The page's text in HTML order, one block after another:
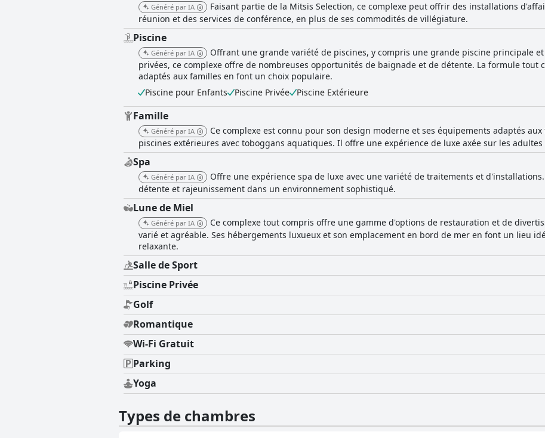
Généré par IA
Faisant partie de la Mitsis Selection, ce complexe peut offrir des installations
réunion et des services de conférence, en plus de ses commodités de villégiature.
Piscine
Généré par IA
Offrant une grande variété de piscines, y compris une grande piscine principale
privées, ce complexe offre de nombreuses opportunités de baignade et de détente. La formule tout
adaptés aux familles en font un choix populaire.
Piscine pour Enfants
Piscine Privée Piscine Extérieure
Famille
Généré par IA
Ce complexe est connu pour son design moderne et ses équipements adaptés
piscines extérieures avec toboggans aquatiques. Il offre une expérience de luxe axée sur les
Spa
Généré par IA
Offre une expérience spa de luxe avec une variété de traitements et
détente et rajeunissement dans un environnement sophistiqué.
Lune de Miel
Généré par IA
Ce complexe tout compris offre une gamme d'options de restauration et de
varié et agréable. Ses hébergements luxueux et son emplacement en bord de mer en font un lieu
relaxante.
Salle de Sport
Piscine Privée
Golf
Romantique
Wi-Fi Gratuit
Parking
Yoga
Types de chambres